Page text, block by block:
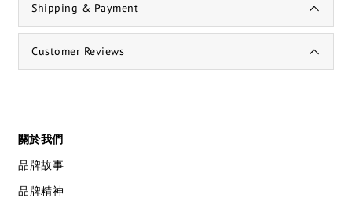
Shipping & Payment
Customer Reviews
關於我們
品牌故事
品牌精神